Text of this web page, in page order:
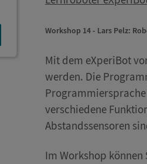
Workshop 14 - Lars Pelz:
Mit dem eXperiBot
werden. Die
verschiedene
Abstandssensoren
Im Workshop